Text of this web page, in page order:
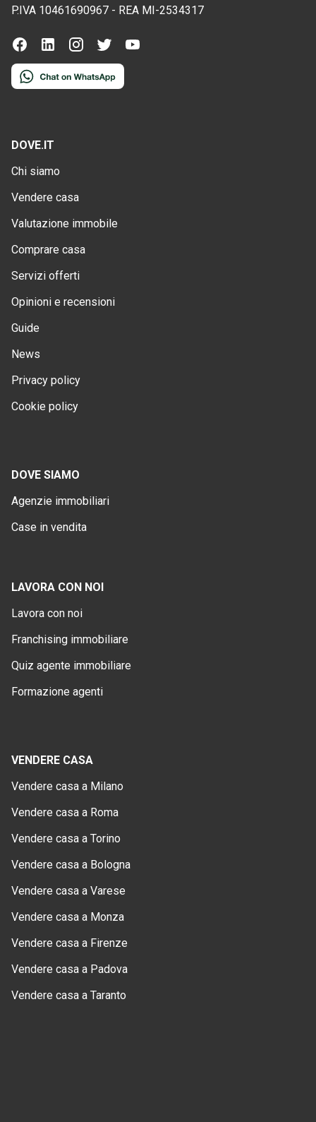
P.IVA 10461690967 - REA MI-2534317
DOVE.IT
Chi siamo
Vendere casa
Valutazione immobile
Comprare casa
Servizi offerti
Opinioni e recensioni
Guide
News
Privacy policy
Cookie policy
DOVE SIAMO
Agenzie immobiliari
Case in vendita
LAVORA CON NOI
Lavora con noi
Franchising immobiliare
Quiz agente immobiliare
Formazione agenti
VENDERE CASA
Vendere casa a Milano
Vendere casa a Roma
Vendere casa a Torino
Vendere casa a Bologna
Vendere casa a Varese
Vendere casa a Monza
Vendere casa a Firenze
Vendere casa a Padova
Vendere casa a Taranto